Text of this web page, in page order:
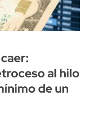
al hilo
de un